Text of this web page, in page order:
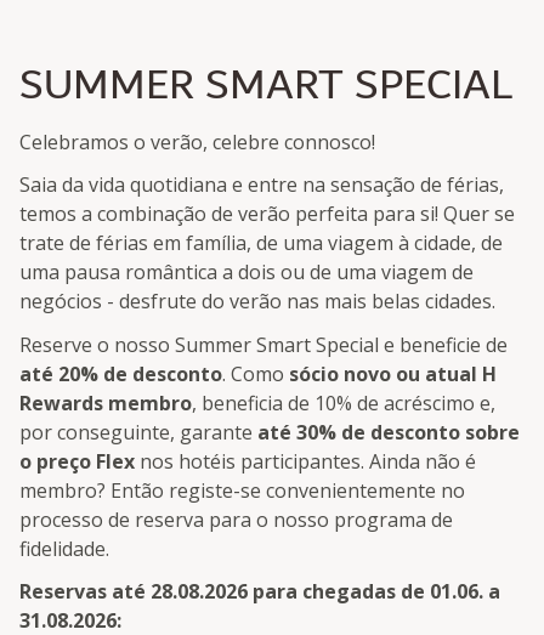
SUMMER SMART SPECIAL
Celebramos o verão, celebre connosco!
Saia da vida quotidiana e entre na sensação de férias,
temos a combinação de verão perfeita para si! Quer se
trate de férias em família, de uma viagem à cidade, de
uma pausa romântica a dois ou de uma viagem de
negócios - desfrute do verão nas mais belas cidades.
Reserve o nosso Summer Smart Special e beneficie de
até 20% de desconto. Como sócio novo ou atual H
Rewards membro, beneficia de 10% de acréscimo e,
por conseguinte, garante até 30% de desconto sobre
o preço Flex nos hotéis participantes. Ainda não é
membro? Então registe-se convenientemente no
processo de reserva para o nosso programa de
fidelidade.
Reservas até 28.08.2026 para chegadas de 01.06. a
31.08.2026: